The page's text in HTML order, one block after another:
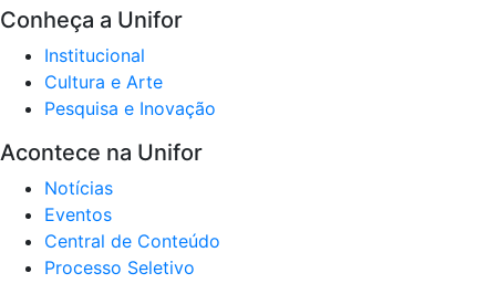
Conheça a Unifor
Institucional
Cultura e Arte
Pesquisa e Inovação
Acontece na Unifor
Notícias
Eventos
Central de Conteúdo
Processo Seletivo